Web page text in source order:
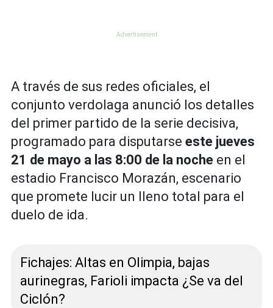
A través de sus redes oficiales, el
conjunto verdolaga anunció los detalles
del primer partido de la serie decisiva,
programado para disputarse este jueves
21 de mayo a las 8:00 de la noche en el
estadio Francisco Morazán, escenario
que promete lucir un lleno total para el
duelo de ida.
Fichajes: Altas en Olimpia, bajas
aurinegras, Farioli impacta ¿Se va del
Ciclón?